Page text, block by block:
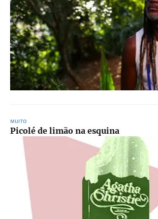
MUITO
Picolé de limão na esquina